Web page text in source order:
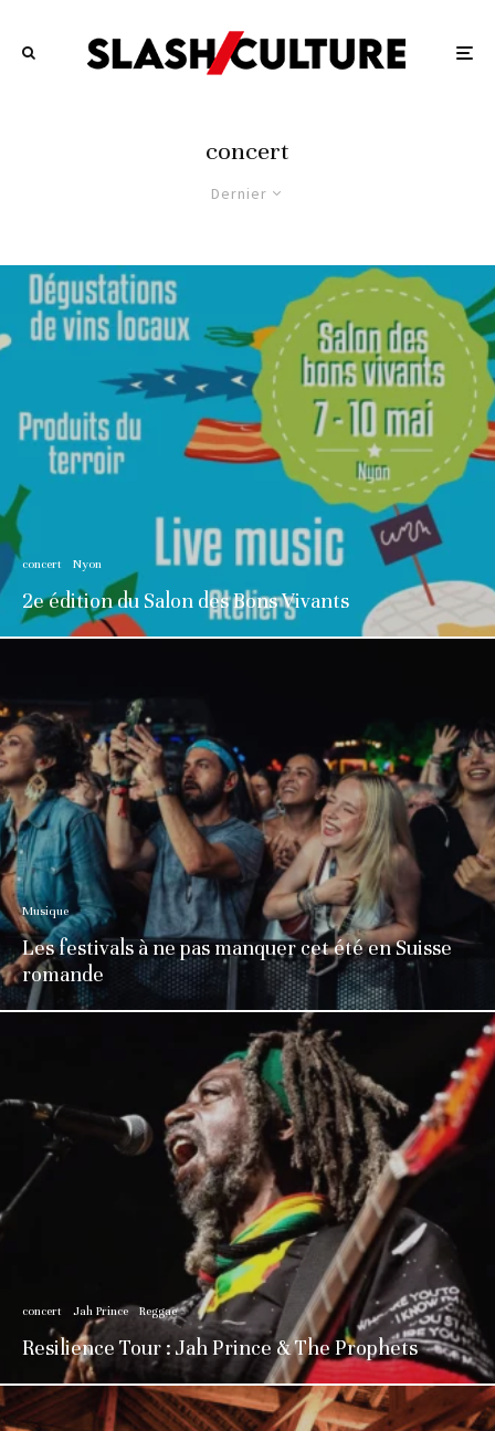
concert
Dernier
concert Nyon
2e édition du Salon des Bons Vivants
Musique
Les festivals à ne pas manquer cet été en Suisse
romande
concert Jah Prince Reggae
Resilience Tour : Jah Prince & The Prophets